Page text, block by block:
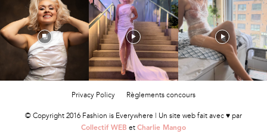
Privacy Policy Règlements concours
© Copyright 2016 Fashion is Everywhere | Un site web fait avec ♥ par
Collectif WEB et Charlie Mango